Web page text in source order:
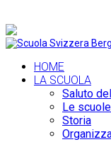
HOME
LA SCUOLA
Saluto
Le
Storia